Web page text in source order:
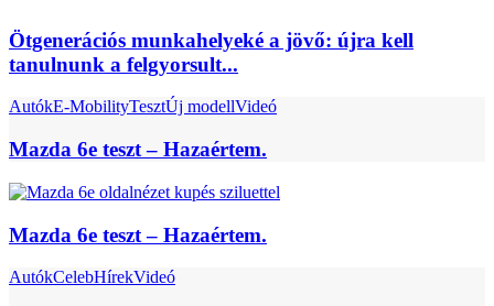
Ötgenerációs munkahelyeké a jövő: újra kell
tanulnunk a felgyorsult...
AutókE-MobilityTesztÚj modellVideó
Mazda 6e teszt – Hazaértem.
Mazda 6e teszt – Hazaértem.
AutókCelebHírekVideó